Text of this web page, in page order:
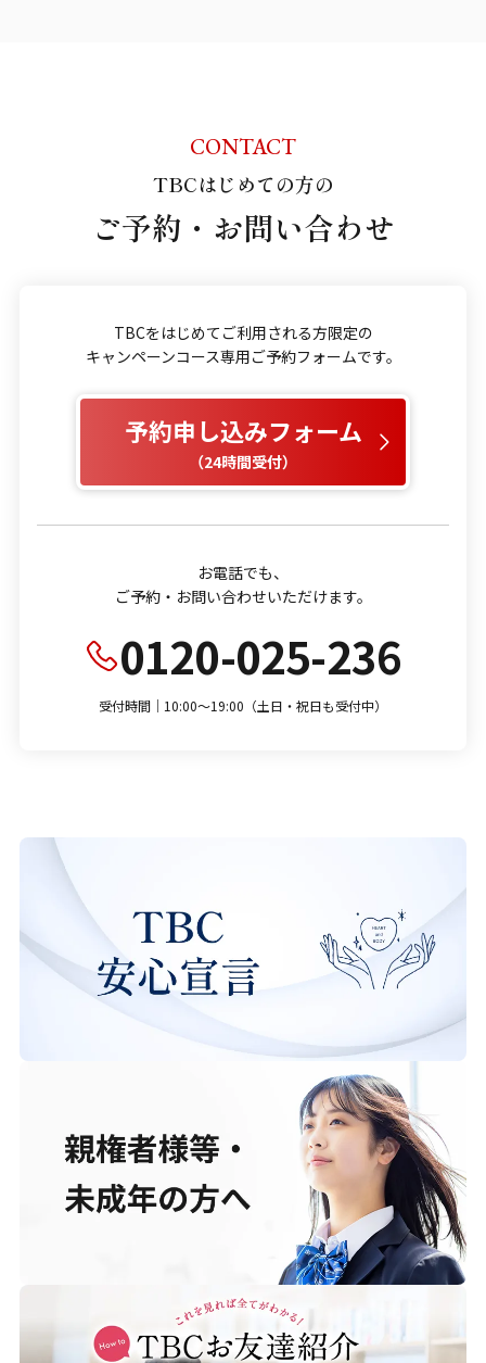
CONTACT
TBCはじめての方の
ご予約・お問い合わせ
TBCをはじめてご利用される方限定の
キャンペーンコース専用ご予約フォームです。
予約申し込みフォーム
（24時間受付）
お電話でも、
ご予約・お問い合わせいただけます。
0120-025-236
受付時間｜10:00～19:00（土日・祝日も受付中）